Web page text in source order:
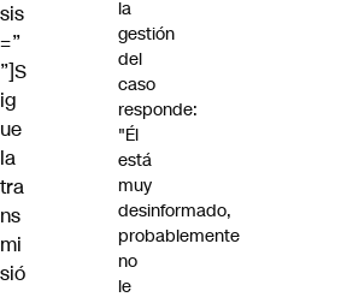
sis
=”
”]S
ig
ue
la
tra
ns
mi
sió
la
gestión
del
caso
responde:
"Él
está
muy
desinformado,
probablemente
no
le